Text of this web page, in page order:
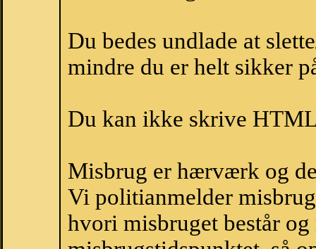
Du bedes undlade at
mindre du er helt sikker
Du kan ikke skrive
Misbrug er hærværk og
Vi politianmelder
hvori misbruget består